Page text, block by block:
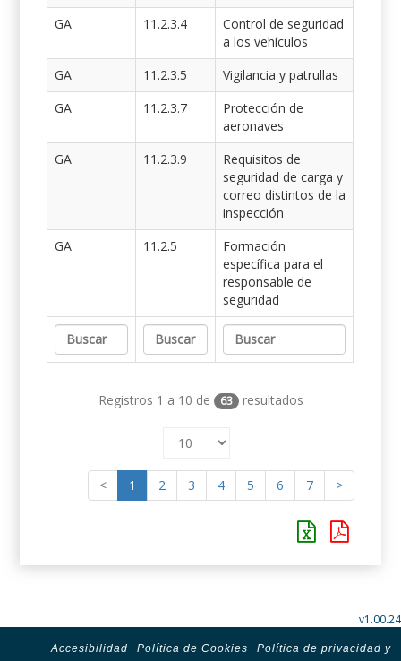
GA
11.2.3.4
Control de seguridad
a los vehículos
GA
11.2.3.5
Vigilancia y patrullas
GA
11.2.3.7
Protección de
aeronaves
GA
11.2.3.9
Requisitos de
seguridad de carga y
correo distintos de la
inspección
GA
11.2.5
Formación
específica para el
responsable de
seguridad
Registros 1 a 10 de 63 resultados
< 1 2 3 4 5 6 7 >
v1.00.24
Accesibilidad Política de Cookies
Política de privacidad y